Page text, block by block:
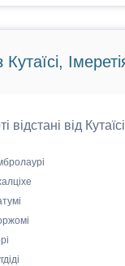
відстані від